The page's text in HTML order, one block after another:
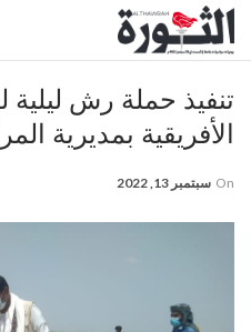
تنفيذ حملة رش
الأفريقية بمديرية
On سبتمبر 13, 2022